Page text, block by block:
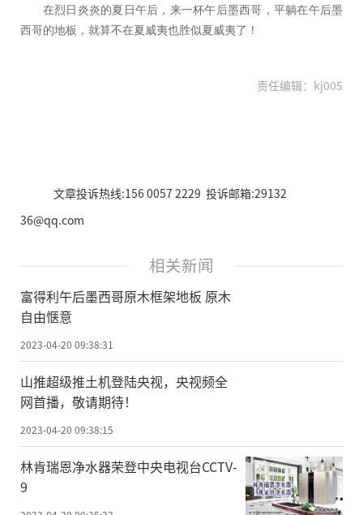
在烈日炎炎的夏日午后，来一杯午后墨西哥，平躺在午后墨
西哥的地板，就算不在夏威夷也胜似夏威夷了！
责任编辑：kj005
文章投诉热线:156 0057 2229 投诉邮箱:29132
36@qq.com
相关新闻
富得利午后墨西哥原木框架地板 原木
自由惬意
2023-04-20 09:38:31
山推超级推土机登陆央视，央视频全
网首播，敬请期待！
2023-04-20 09:38:15
林肯瑞恩净水器荣登中央电视台CCTV-
9